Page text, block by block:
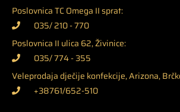
Poslovnica TC Omega II sprat:
035/ 210 - 770
Poslovnica II ulica 62, Živinice:
035/ 774 - 355
Veleprodaja dječije konfekcije, Arizona,
+38761/652-510